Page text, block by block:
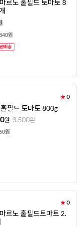
르노 홀필드 토마토 8
원
★0
필드 토마토 800g
원 3,500원
원
★0
르노 홀필드토마토 2.